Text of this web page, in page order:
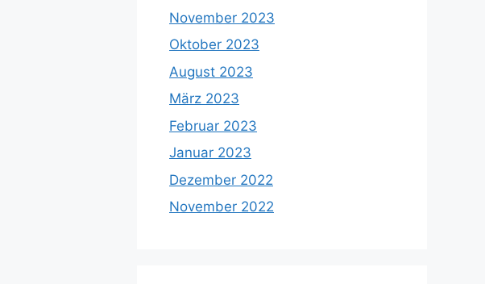
November 2023
Oktober 2023
August 2023
März 2023
Februar 2023
Januar 2023
Dezember 2022
November 2022